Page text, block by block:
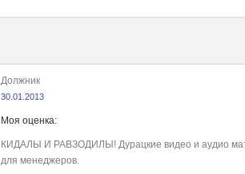
Должник
30.01.2013
Моя оценка:
КИДАЛЫ И РАВЗОДИЛЫ! Дурацкие видео и аудио
для менеджеров.